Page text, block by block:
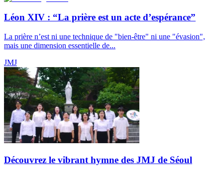
Léon XIV : “La prière est un acte d’espérance”
La prière n’est ni une technique de "bien-être" ni une "évasion",
mais une dimension essentielle de...
JMJ
Découvrez le vibrant hymne des JMJ de Séoul